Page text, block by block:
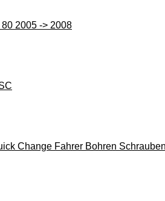
2005 -> 2008
Change Fahrer Bohren